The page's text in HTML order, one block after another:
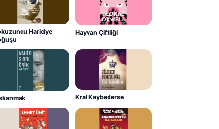
Hariciye
Hayvan Çiftliği
Kral Kaybederse